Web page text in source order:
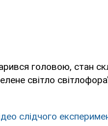
головою, стан
світло
слідчого